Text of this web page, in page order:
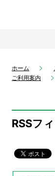
ホーム
ご利用案内
RSSフ